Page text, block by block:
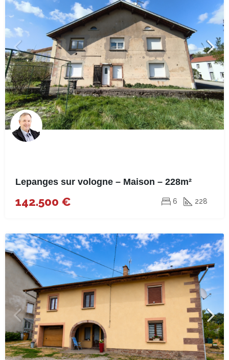
Lepanges sur vologne – Maison – 228m²
142.500 € 6 228